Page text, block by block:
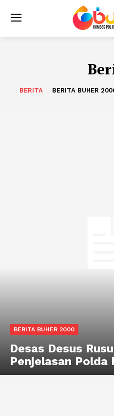
BERITA BERITA BUHER
BERITA BUHER 2000
Desas Desus
Penjelasan